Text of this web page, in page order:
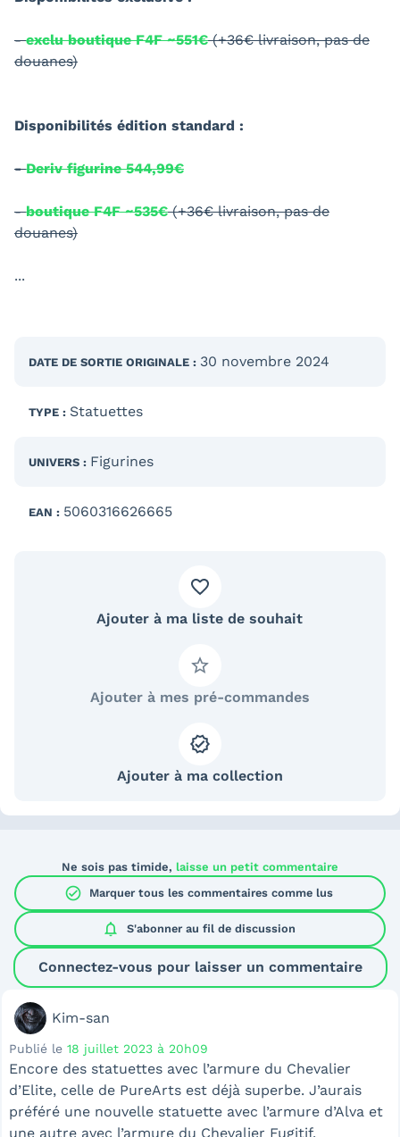
-exclu boutique F4F ~551€(+36€ livraison, pas de
douanes)
Disponibilités édition standard :
-Deriv figurine 544,99€
-boutique F4F ~535€(+36€ livraison, pas de
douanes)
...
DATE DE SORTIE ORIGINALE : 30 novembre 2024
TYPE : Statuettes
UNIVERS : Figurines
EAN : 5060316626665
Ajouter à ma liste de souhait
Ajouter à mes pré-commandes
Ajouter à ma collection
Ne sois pas timide, laisse un petit commentaire
check_circle Marquer tous les commentaires comme lus
notifications S'abonner au fil de discussion
Connectez-vous pour laisser un commentaire
Kim-san
Publié le 18 juillet 2023 à 20h09
Encore des statuettes avec l’armure du Chevalier
d’Elite, celle de PureArts est déjà superbe. J’aurais
préféré une nouvelle statuette avec l’armure d’Alva et
une autre avec l’armure du Chevalier Fugitif.